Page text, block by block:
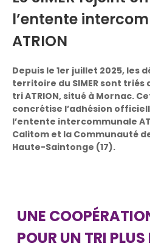
l’entente
ATRION
Depuis le 1er juillet 2025, les
territoire du SIMER sont triés
tri ATRION, situé à Mornac.
concrétise l’adhésion
l’entente intercommunale
Calitom et la Communauté
Haute-Saintonge (17).
UNE
POUR UN TRI